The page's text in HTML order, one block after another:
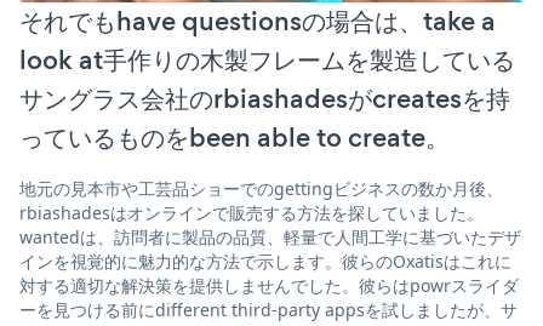
それでもhave questionsの場合は、take a
look at手作りの木製フレームを製造している
サングラス会社のrbiashadesがcreatesを持
っているものをbeen able to create。
地元の見本市や工芸品ショーでのgettingビジネスの数か月後、
rbiashadesはオンラインで販売する方法を探していました。
wantedは、訪問者に製品の品質、軽量で人間工学に基づいたデザ
インを視覚的に魅力的な方法で示します。彼らのOxatisはこれに
対する適切な解決策を提供しませんでした。彼らはpowrスライダ
ーを見つける前にdifferent third-party appsを試しましたが、サ